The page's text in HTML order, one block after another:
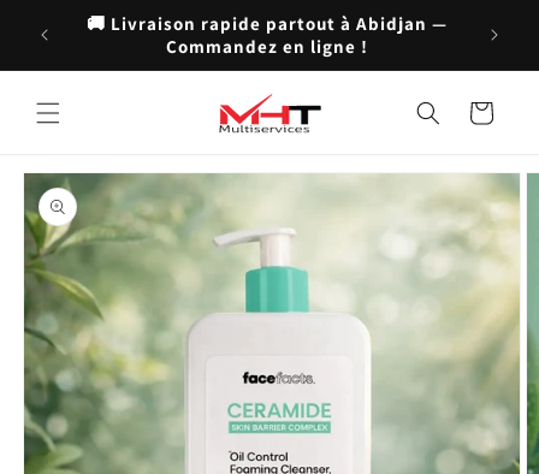
passer
au
contenu
🚚 Livraison rapide partout à Abidjan —
Commandez en ligne !
💬
Panier
Passer aux
informations
produits